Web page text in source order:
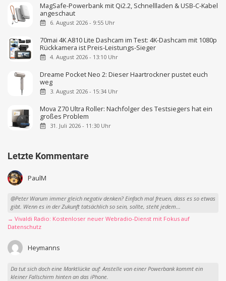
MagSafe-Powerbank mit Qi2.2, Schnellladen & USB-C-Kabel
angeschaut
6. August 2026 - 9:55 Uhr
70mai 4K A810 Lite Dashcam im Test: 4K-Dashcam mit 1080p
Rückkamera ist Preis-Leistungs-Sieger
4. August 2026 - 13:10 Uhr
Dreame Pocket Neo 2: Dieser Haartrockner pustet euch
weg
3. August 2026 - 15:34 Uhr
Mova Z70 Ultra Roller: Nachfolger des Testsiegers hat ein
großes Problem
31. Juli 2026 - 11:30 Uhr
Letzte Kommentare
PaulM
@Peter Warum immer gleich negativ denken? Einfach mal freuen, dass es so etwas
gibt. Wenn es in der Zukunft tatsächlich so sein, sollte, steht jedem...
→ Vivaldi Radio: Kostenloser neuer Webradio-Dienst mit Fokus auf
Datenschutz
Heymanns
Da tut sich doch eine Marktlücke auf: Anstelle von einer Powerbank kommt ein
kleiner Fallschirm hinten an das iPhone.